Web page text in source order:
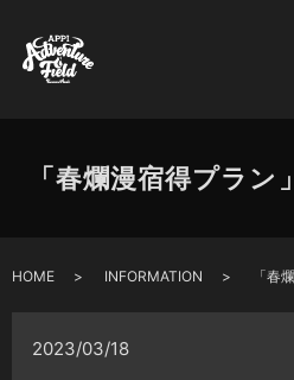
「春爛漫宿得プラン
HOME INFORMATION 「春
2023/03/18